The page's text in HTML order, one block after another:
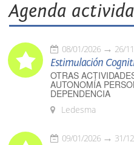
Agenda
08/01/2026 26/
Estimulación
OTRAS
AUTONOMÍA
DEPENDENCIA
Ledesma
09/01/2026 31/